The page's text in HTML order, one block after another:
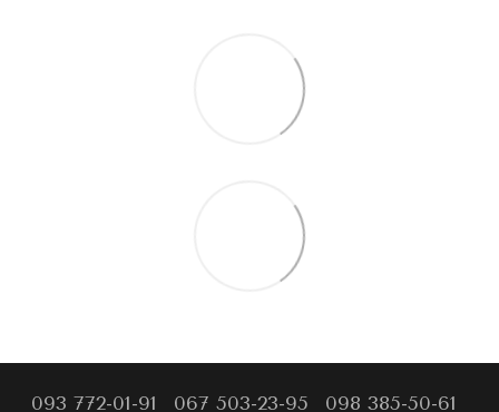
093 772-01-91 067 503-23-95 098 385-50-61